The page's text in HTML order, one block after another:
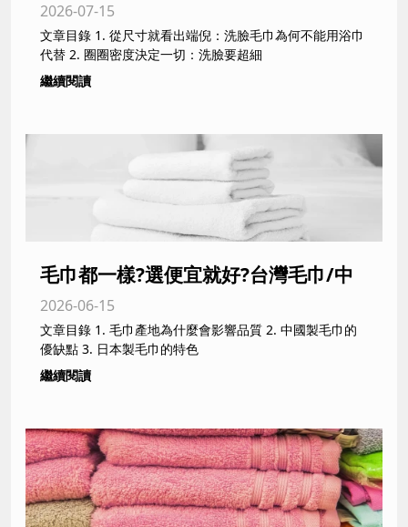
換會長痘痘?毛巾專家全解析
2026-07-15
文章目錄 1. 從尺寸就看出端倪：洗臉毛巾為何不能用浴巾
代替 2. 圈圈密度決定一切：洗臉要超細
繼續閱讀
毛巾都一樣?選便宜就好?台灣毛巾/中
國毛巾/日本毛巾差在哪?｜新北/台中
專業毛巾製造商從品質/價格與環保面
向帶您完整了解
2026-06-15
文章目錄 1. 毛巾產地為什麼會影響品質 2. 中國製毛巾的
優缺點 3. 日本製毛巾的特色
繼續閱讀